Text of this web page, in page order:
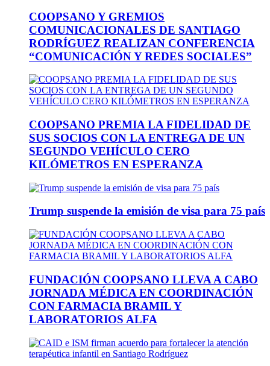
COOPSANO Y GREMIOS
COMUNICACIONALES DE SANTIAGO
RODRÍGUEZ REALIZAN CONFERENCIA
“COMUNICACIÓN Y REDES SOCIALES”
COOPSANO PREMIA LA FIDELIDAD DE
SUS SOCIOS CON LA ENTREGA DE UN
SEGUNDO VEHÍCULO CERO
KILÓMETROS EN ESPERANZA
Trump suspende la emisión de visa para 75 país
FUNDACIÓN COOPSANO LLEVA A CABO
JORNADA MÉDICA EN COORDINACIÓN
CON FARMACIA BRAMIL Y
LABORATORIOS ALFA